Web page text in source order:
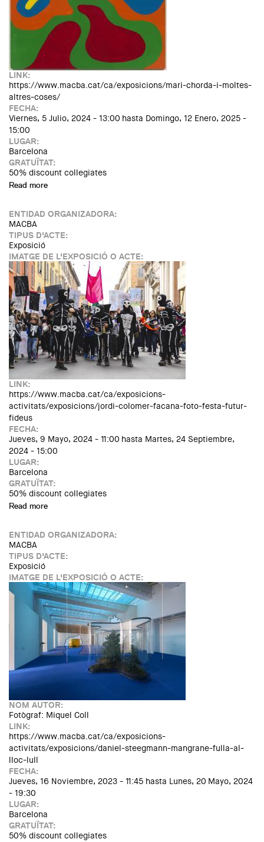
LINK:
https://www.macba.cat/ca/exposicions/mari-chorda-i-moltes-
altres-coses/
FECHA:
Viernes, 5 Julio, 2024 - 13:00 hasta Domingo, 12 Enero, 2025 -
15:00
LUGAR:
Barcelona
GRATUÏTAT:
50% discount collegiates
Read more
ENTIDAD ORGANIZADORA:
MACBA
TIPUS D'ACTE:
Exposició
IMATGE DE L'EXPOSICIÓ O ACTE:
LINK:
https://www.macba.cat/ca/exposicions-
activitats/exposicions/jordi-colomer-facana-foto-festa-futur-
fideus
FECHA:
Jueves, 9 Mayo, 2024 - 11:00 hasta Martes, 24 Septiembre,
2024 - 15:00
LUGAR:
Barcelona
GRATUÏTAT:
50% discount collegiates
Read more
ENTIDAD ORGANIZADORA:
MACBA
TIPUS D'ACTE:
Exposició
IMATGE DE L'EXPOSICIÓ O ACTE:
NOM AUTOR:
Fotògraf: Miquel Coll
LINK:
https://www.macba.cat/ca/exposicions-
activitats/exposicions/daniel-steegmann-mangrane-fulla-al-
lloc-lull
FECHA:
Jueves, 16 Noviembre, 2023 - 11:45 hasta Lunes, 20 Mayo, 2024
- 19:30
LUGAR:
Barcelona
GRATUÏTAT:
50% discount collegiates